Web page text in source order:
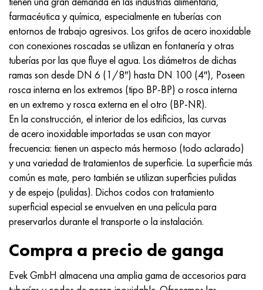
farmacéutica y química, especialmente en tuberías con
entornos de trabajo agresivos. Los grifos de acero inoxidable
con conexiones roscadas se utilizan en fontanería y otras
tuberías por las que fluye el agua. Los diámetros de dichas
ramas son desde DN 6 (1/8″) hasta DN 100 (4″), Poseen
rosca interna en los extremos (tipo BP-BP) o rosca interna
en un extremo y rosca externa en el otro (BP-NR).
En la construcción, el interior de los edificios, las curvas
de acero inoxidable importadas se usan con mayor
frecuencia: tienen un aspecto más hermoso (todo aclarado)
y una variedad de tratamientos de superficie. La superficie más
común es mate, pero también se utilizan superficies pulidas
y de espejo (pulidas). Dichos codos con tratamiento
superficial especial se envuelven en una película para
preservarlos durante el transporte o la instalación.
Compra a precio de ganga
Evek GmbH almacena una amplia gama de accesorios para